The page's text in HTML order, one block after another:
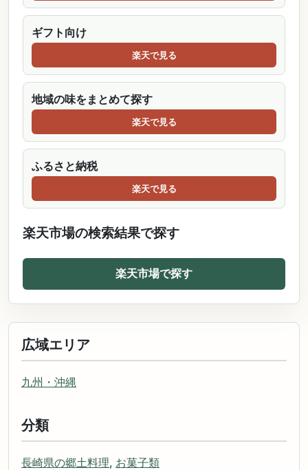
ギフト向け
楽天で見る
地域の味をまとめて探す
楽天で見る
ふるさと納税
楽天で見る
楽天市場の検索結果で探す
楽天市場で探す
広域エリア
九州・沖縄
分類
長崎県の郷土料理, お菓子類